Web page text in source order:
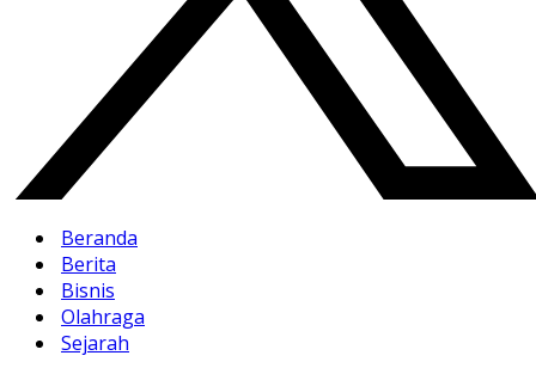
Beranda
Berita
Bisnis
Olahraga
Sejarah